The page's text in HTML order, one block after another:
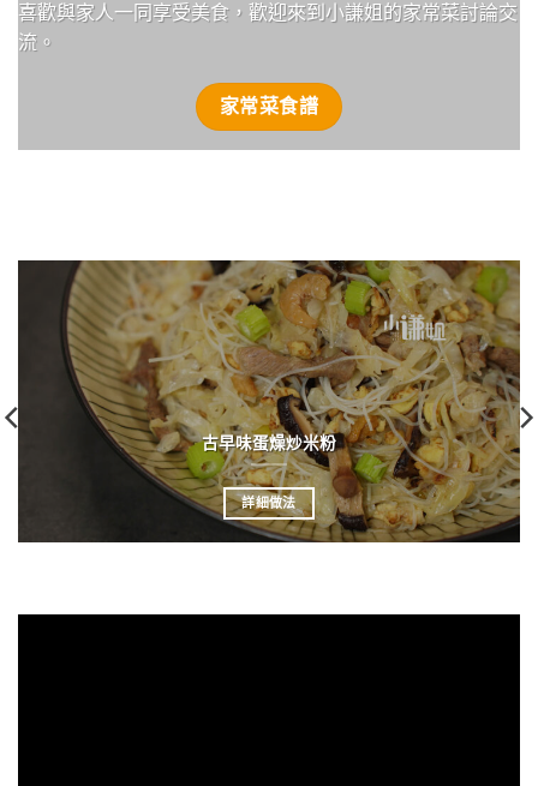
喜歡與家人一同享受美食，歡迎來到小謙姐的家常菜討論交
流。
家常菜食譜
古早味蛋燥炒米粉
詳細做法